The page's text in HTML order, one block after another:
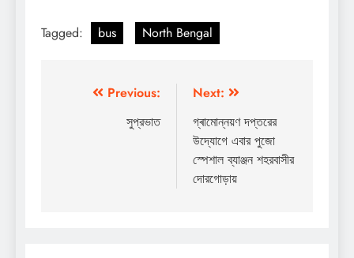
Tagged: bus North Bengal
navigation
Previous:
সুপ্রভাত
Next:
গ্ৰামোন্নয়ণ দপ্তরের
উদ্যোগে এবার পুজো
স্পেশাল ব্যাঞ্জন শহরবাসীর
দোরগোড়ায়